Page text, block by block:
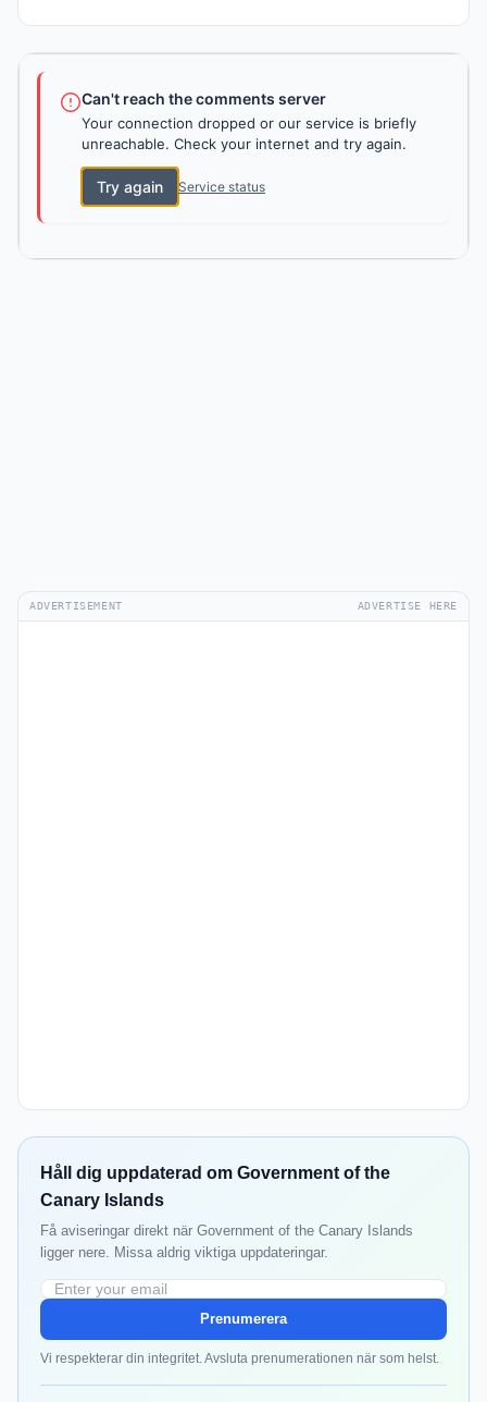
Can't reach the comments server
Your connection dropped or our service is briefly
unreachable. Check your internet and try again.
Try again Service status
ADVERTISEMENT ADVERTISE HERE
Håll dig uppdaterad om Government of the
Canary Islands
Få aviseringar direkt när Government of the Canary Islands
ligger nere. Missa aldrig viktiga uppdateringar.
Prenumerera
Vi respekterar din integritet. Avsluta prenumerationen när som helst.